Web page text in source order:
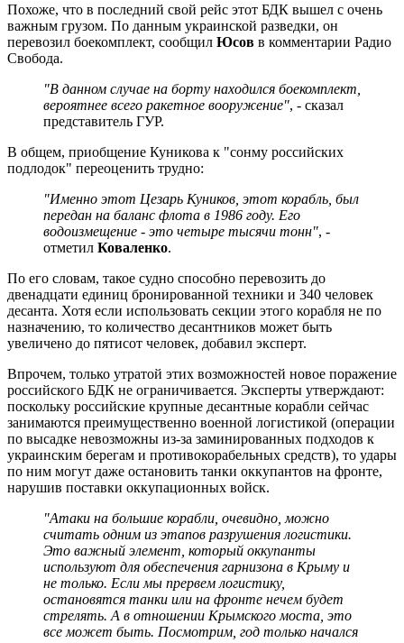
Похоже, что в последний свой рейс этот БДК вышел с очень
важным грузом. По данным украинской разведки, он
перевозил боекомплект, сообщил Юсов в комментарии Радио
Свобода.
"В данном случае на борту находился боекомплект,
вероятнее всего ракетное вооружение", - сказал
представитель ГУР.
В общем, приобщение Куникова к "сонму российских
подлодок" переоценить трудно:
"Именно этот Цезарь Куников, этот корабль, был
передан на баланс флота в 1986 году. Его
водоизмещение - это четыре тысячи тонн", -
отметил Коваленко.
По его словам, такое судно способно перевозить до
двенадцати единиц бронированной техники и 340 человек
десанта. Хотя если использовать секции этого корабля не по
назначению, то количество десантников может быть
увеличено до пятисот человек, добавил эксперт.
Впрочем, только утратой этих возможностей новое поражение
российского БДК не ограничивается. Эксперты утверждают:
поскольку российские крупные десантные корабли сейчас
занимаются преимущественно военной логистикой (операции
по высадке невозможны из-за заминированных подходов к
украинским берегам и противокорабельных средств), то удары
по ним могут даже остановить танки оккупантов на фронте,
нарушив поставки оккупационных войск.
"Атаки на большие корабли, очевидно, можно
считать одним из этапов разрушения логистики.
Это важный элемент, который оккупанты
используют для обеспечения гарнизона в Крыму и
не только. Если мы прервем логистику,
остановятся танки или на фронте нечем будет
стрелять. А в отношении Крымского моста, это
все может быть. Посмотрим, год только начался